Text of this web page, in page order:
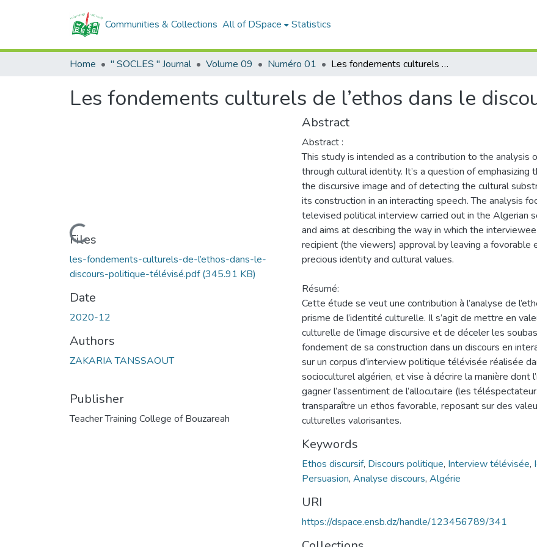
Communities & Collections All of DSpace Statistics
Home " SOCLES " Journal Volume 09 Numéro 01 Les fondements culturels de l’ethos dans le discours politique télévisé
Les fondements culturels de l’ethos dans le
Loading...
Files
les-fondements-culturels-de-l’ethos-dans-le-
discours-politique-télévisé.pdf(345.91 KB)
Date
2020-12
Authors
ZAKARIA TANSSAOUT
Publisher
Teacher Training College of Bouzareah
Abstract
Abstract :
This study is intended as a contribution to the analysis
through cultural identity. It’s a question of emphasizing
the discursive image and of detecting the cultural
its construction in an interacting speech. The analysis
televised political interview carried out in the Algerian
and aims at describing the way in which the
recipient (the viewers) approval by leaving a fovorable
precious identity and cultural values.
Résumé:
Cette étude se veut une contribution à l’analyse de
prisme de l’identité culturelle. Il s’agit de mettre en
culturelle de l’image discursive et de déceler les
fondement de sa construction dans un discours en
sur un corpus d’interview politique télévisée réalisée
socioculturel algérien, et vise à décrire la manière dont
gagner l’assentiment de l’allocutaire (les
transparaître un ethos favorable, reposant sur des
culturelles valorisantes.
Keywords
Ethos discursif, Discours politique, Interview télévisée,
Persuasion, Analyse discours, Algérie
URI
https://dspace.ensb.dz/handle/123456789/341